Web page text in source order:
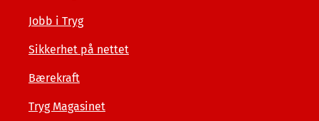
Jobb i Tryg
Sikkerhet på nettet
Bærekraft
Tryg Magasinet